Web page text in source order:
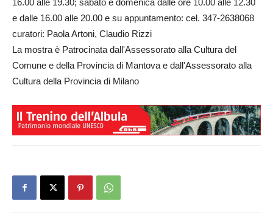
16.00 alle 19.30; sabato e domenica dalle ore 10.00 alle 12.30
e dalle 16.00 alle 20.00 e su appuntamento: cel. 347-2638068
curatori: Paola Artoni, Claudio Rizzi
La mostra è Patrocinata dall'Assessorato alla Cultura del
Comune e della Provincia di Mantova e dall'Assessorato alla
Cultura della Provincia di Milano